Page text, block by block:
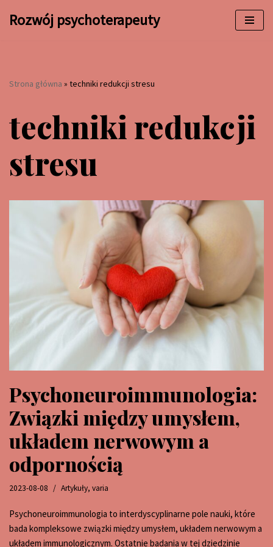
Rozwój psychoterapeuty
Strona główna » techniki redukcji stresu
techniki redukcji
stresu
Psychoneuroimmunologia:
Związki między umysłem,
układem nerwowym a
odpornością
2023-08-08 Artykuły, varia
Psychoneuroimmunologia to interdyscyplinarne pole nauki, które
bada kompleksowe związki między umysłem, układem nerwowym a
układem immunologicznym. Ostatnie badania w tej dziedzinie